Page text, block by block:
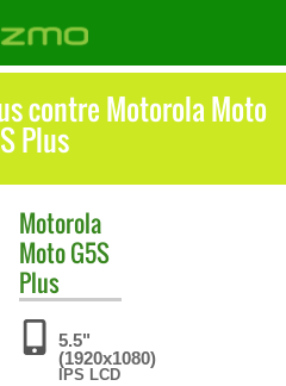
contre Motorola Moto
Plus
Motorola
Moto G5S
Plus
5.5"
(1920x1080)
IPS LCD